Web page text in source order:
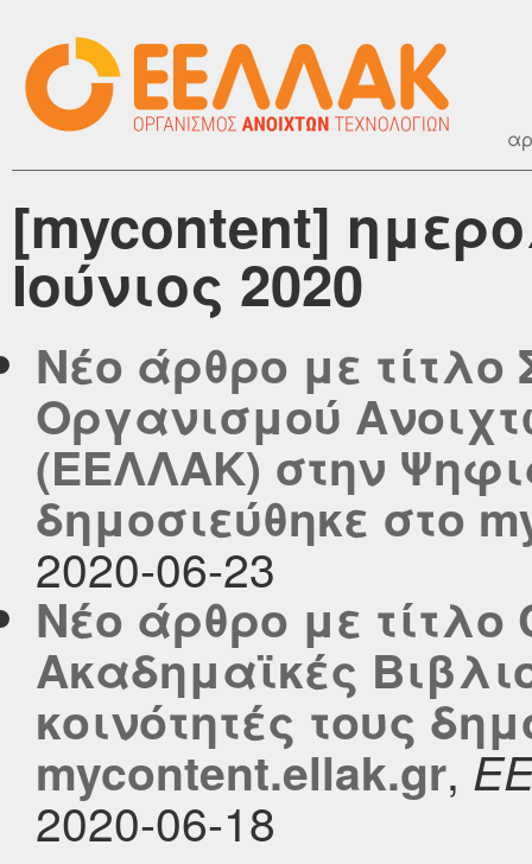
[mycontent]
Ιούνιος 2020
Νέο άρθρο με τίτλο
Οργανισμού
(ΕΕΛΛΑΚ) στην
δημοσιεύθηκε στο
2020-06-23
Νέο άρθρο με τίτλο
Ακαδημαϊκές
κοινότητές τους
mycontent.ellak.gr,
2020-06-18